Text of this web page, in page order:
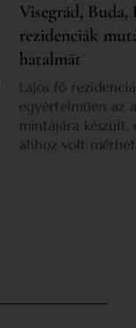
Visegrád,
rezidenciák
hatalmát
Lajos fő
egyértelműen az
mintájára készült,
ahhoz volt